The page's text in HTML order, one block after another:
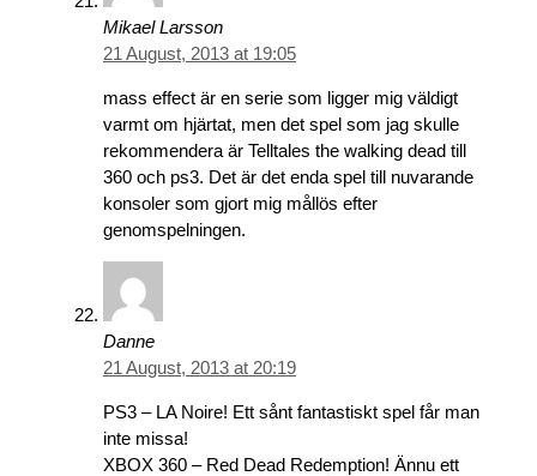
Mikael Larsson
21 August, 2013 at 19:05
mass effect är en serie som ligger mig väldigt
varmt om hjärtat, men det spel som jag skulle
rekommendera är Telltales the walking dead till
360 och ps3. Det är det enda spel till nuvarande
konsoler som gjort mig mållös efter
genomspelningen.
Danne
21 August, 2013 at 20:19
PS3 – LA Noire! Ett sånt fantastiskt spel får man
inte missa!
XBOX 360 – Red Dead Redemption! Ännu ett